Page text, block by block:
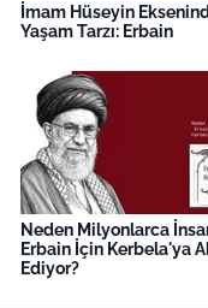
İmam Hüseyin
Yaşam Tarzı: Erbain
Neden Milyonlarca
Erbain İçin Kerbela'ya
Ediyor?